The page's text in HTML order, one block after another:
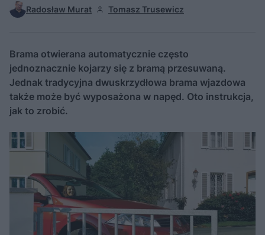
Radosław Murat Tomasz Trusewicz
Brama otwierana automatycznie często
jednoznacznie kojarzy się z bramą przesuwaną.
Jednak tradycyjna dwuskrzydłowa brama wjazdowa
także może być wyposażona w napęd. Oto instrukcja,
jak to zrobić.